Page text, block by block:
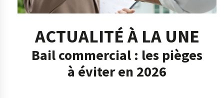
ACTUALITÉ À LA UNE
Bail commercial : les pièges
à éviter en 2026